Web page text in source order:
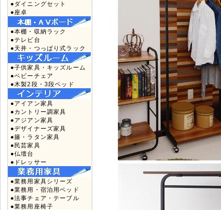
●ダイニングセット
●座卓
●本棚・収納ラック
●テレビ台
●天井・つっぱり式ラック
●子供家具・キッズルーム
●ベビーチェア
●木製2段・3段ベッド
●アイアン家具
●カントリー調家具
●アジアン家具
●デザイナーズ家具
●籐・ラタン家具
●民芸家具
●仏壇台
●ドレッサー
●業務用家具シリーズ
●業務用・宿泊用ベッド
●法事チェア・テーブル
●業務用座椅子